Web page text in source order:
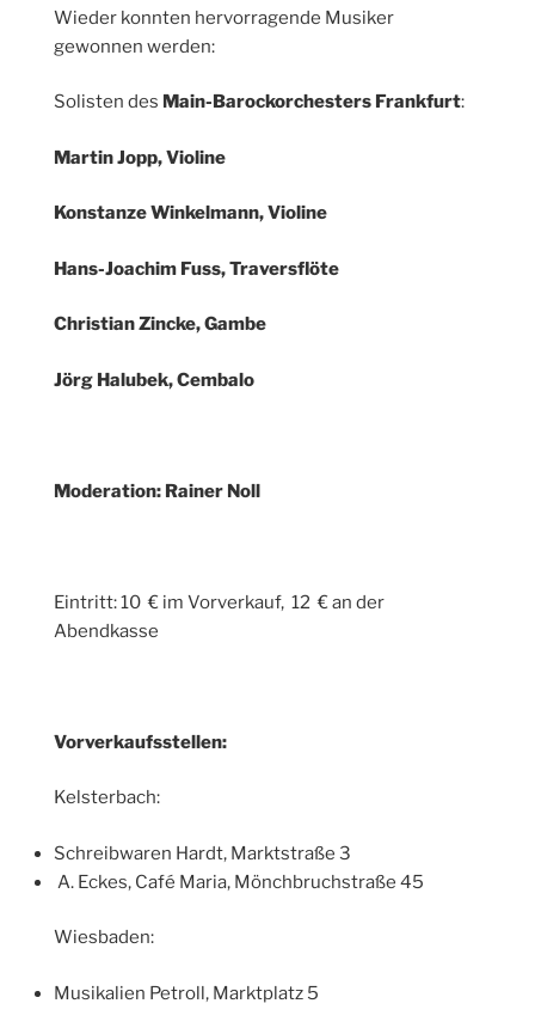
Wieder konnten hervorragende Musiker
gewonnen werden:
Solisten des Main-Barockorchesters Frankfurt:
Martin Jopp, Violine
Konstanze Winkelmann, Violine
Hans-Joachim Fuss, Traversflöte
Christian Zincke, Gambe
Jörg Halubek, Cembalo
Moderation: Rainer Noll
Eintritt: 10 € im Vorverkauf, 12 € an der
Abendkasse
Vorverkaufsstellen:
Kelsterbach:
Schreibwaren Hardt, Marktstraße 3
A. Eckes, Café Maria, Mönchbruchstraße 45
Wiesbaden:
Musikalien Petroll, Marktplatz 5